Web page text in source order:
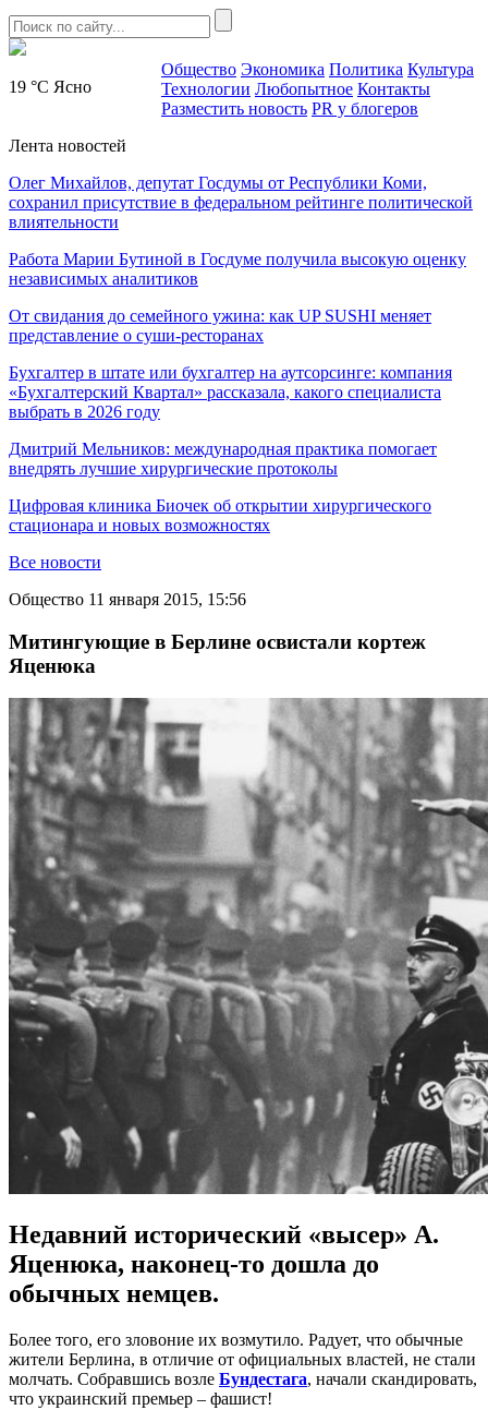
19 °C Ясно
Общество Экономика Политика Культура
Технологии Любопытное Контакты
Разместить новость PR у блогеров
Лента новостей
Олег Михайлов, депутат Госдумы от Республики Коми,
сохранил присутствие в федеральном рейтинге политической
влиятельности
Работа Марии Бутиной в Госдуме получила высокую оценку
независимых аналитиков
От свидания до семейного ужина: как UP SUSHI меняет
представление о суши-ресторанах
Бухгалтер в штате или бухгалтер на аутсорсинге: компания
«Бухгалтерский Квартал» рассказала, какого специалиста
выбрать в 2026 году
Дмитрий Мельников: международная практика помогает
внедрять лучшие хирургические протоколы
Цифровая клиника Биочек об открытии хирургического
стационара и новых возможностях
Все новости
Общество 11 января 2015, 15:56
Митингующие в Берлине освистали кортеж
Яценюка
Недавний исторический «высер» А.
Яценюка, наконец-то дошла до
обычных немцев.
Более того, его зловоние их возмутило. Радует, что обычные
жители Берлина, в отличие от официальных властей, не стали
молчать. Собравшись возле Бундестага, начали скандировать,
что украинский премьер – фашист!